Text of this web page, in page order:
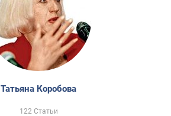
Татьяна Коробова
122 Статьи